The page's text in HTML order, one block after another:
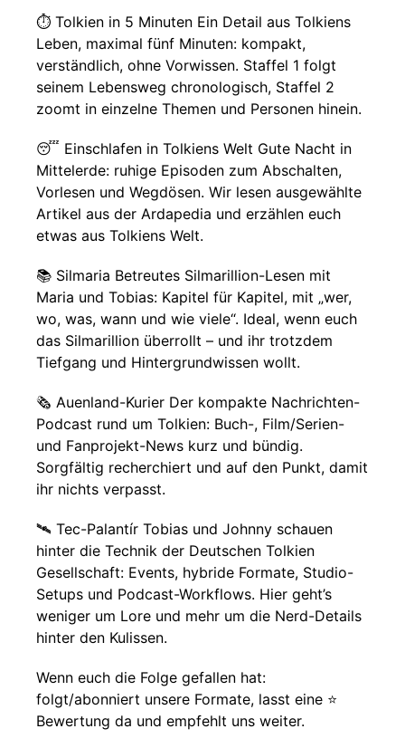
⏱️ Tolkien in 5 Minuten Ein Detail aus Tolkiens
Leben, maximal fünf Minuten: kompakt,
verständlich, ohne Vorwissen. Staffel 1 folgt
seinem Lebensweg chronologisch, Staffel 2
zoomt in einzelne Themen und Personen hinein.
😴 Einschlafen in Tolkiens Welt Gute Nacht in
Mittelerde: ruhige Episoden zum Abschalten,
Vorlesen und Wegdösen. Wir lesen ausgewählte
Artikel aus der Ardapedia und erzählen euch
etwas aus Tolkiens Welt.
📚 Silmaria Betreutes Silmarillion-Lesen mit
Maria und Tobias: Kapitel für Kapitel, mit „wer,
wo, was, wann und wie viele“. Ideal, wenn euch
das Silmarillion überrollt – und ihr trotzdem
Tiefgang und Hintergrundwissen wollt.
🗞️ Auenland-Kurier Der kompakte Nachrichten-
Podcast rund um Tolkien: Buch-, Film/Serien-
und Fanprojekt-News kurz und bündig.
Sorgfältig recherchiert und auf den Punkt, damit
ihr nichts verpasst.
🛰️ Tec-Palantír Tobias und Johnny schauen
hinter die Technik der Deutschen Tolkien
Gesellschaft: Events, hybride Formate, Studio-
Setups und Podcast-Workflows. Hier geht’s
weniger um Lore und mehr um die Nerd-Details
hinter den Kulissen.
Wenn euch die Folge gefallen hat:
folgt/abonniert unsere Formate, lasst eine ⭐️
Bewertung da und empfehlt uns weiter.